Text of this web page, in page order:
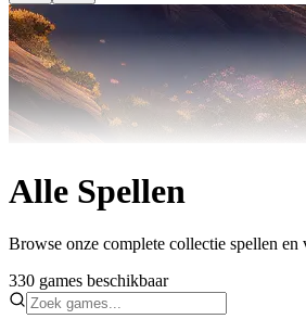
Alle Spellen
Browse onze complete collectie spellen
330 games beschikbaar